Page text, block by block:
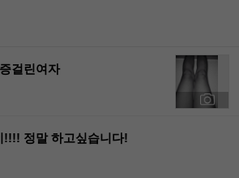
걸린여자
!!!! 정말 하고싶습니다!